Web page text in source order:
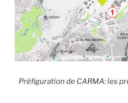
Préfiguration de CARMA: les